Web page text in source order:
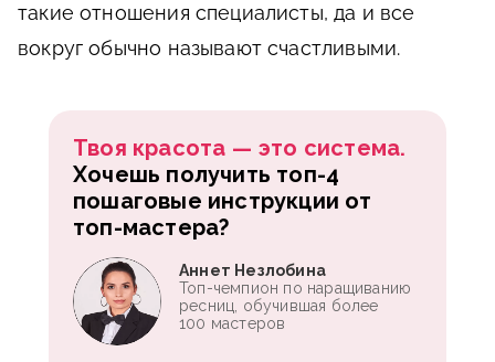
такие отношения специалисты, да и все
вокруг обычно называют счастливыми.
Твоя красота — это система.
Хочешь получить топ-4
пошаговые инструкции от
топ-мастера?
Аннет Незлобина
Топ-чемпион по наращиванию
ресниц, обучившая более
100 мастеров